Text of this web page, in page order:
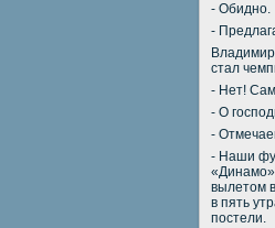
- Обидно.
-
стал
- Нет!
- О
-
- Наши
вылетοм
в пять
постели.